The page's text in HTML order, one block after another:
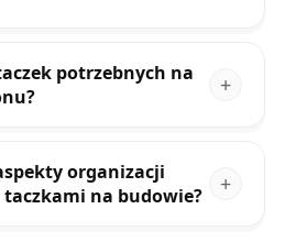
potrzebnych na
organizacji
na budowie?